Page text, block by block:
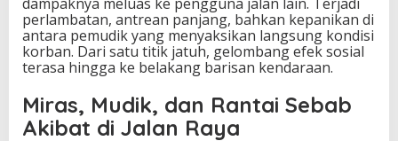
perlambatan, antrean panjang, bahkan kepanikan di
antara pemudik yang menyaksikan langsung kondisi
korban. Dari satu titik jatuh, gelombang efek sosial
terasa hingga ke belakang barisan kendaraan.
Miras, Mudik, dan Rantai Sebab
Akibat di Jalan Raya